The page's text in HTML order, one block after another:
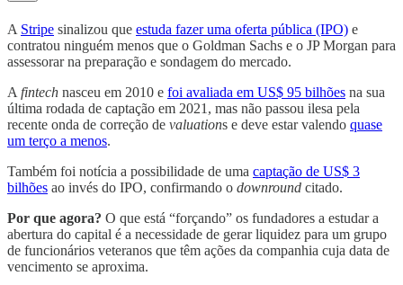
A Stripe sinalizou que estuda fazer uma oferta pública (IPO) e
contratou ninguém menos que o Goldman Sachs e o JP Morgan para
assessorar na preparação e sondagem do mercado.
A fintech nasceu em 2010 e foi avaliada em US$ 95 bilhões na sua
última rodada de captação em 2021, mas não passou ilesa pela
recente onda de correção de valuations e deve estar valendo quase
um terço a menos.
Também foi notícia a possibilidade de uma captação de US$ 3
bilhões ao invés do IPO, confirmando o downround citado.
Por que agora? O que está “forçando” os fundadores a estudar a
abertura do capital é a necessidade de gerar liquidez para um grupo
de funcionários veteranos que têm ações da companhia cuja data de
vencimento se aproxima.